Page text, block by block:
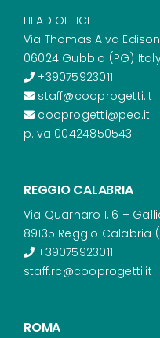
HEAD OFFICE
Via Thomas Alva
06024 Gubbio (PG)
+39075923011
staff@cooprogetti.it
cooprogetti@pec.it
p.iva 00424850543
REGGIO CALABRIA
Via Quarnaro I, 6 –
89135 Reggio Calabria
+39075923011
staff.rc@cooprogetti.it
ROMA